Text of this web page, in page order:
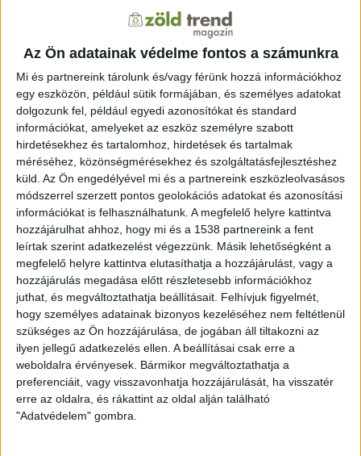
Az Ön adatainak védelme fontos a számunkra
Mi és partnereink tárolunk és/vagy férünk hozzá információkhoz
egy eszközön, például sütik formájában, és személyes adatokat
dolgozunk fel, például egyedi azonosítókat és standard
információkat, amelyeket az eszköz személyre szabott
hirdetésekhez és tartalomhoz, hirdetések és tartalmak
méréséhez, közönségmérésekhez és szolgáltatásfejlesztéshez
küld. Az Ön engedélyével mi és a partnereink eszközleolvasásos
módszerrel szerzett pontos geolokációs adatokat és azonosítási
információkat is felhasználhatunk. A megfelelő helyre kattintva
hozzájárulhat ahhoz, hogy mi és a 1538 partnereink a fent
leírtak szerint adatkezelést végezzünk. Másik lehetőségként a
megfelelő helyre kattintva elutasíthatja a hozzájárulást, vagy a
hozzájárulás megadása előtt részletesebb információkhoz
juthat, és megváltoztathatja beállításait. Felhívjuk figyelmét,
hogy személyes adatainak bizonyos kezeléséhez nem feltétlenül
szükséges az Ön hozzájárulása, de jogában áll tiltakozni az
ilyen jellegű adatkezelés ellen. A beállításai csak erre a
weboldalra érvényesek. Bármikor megváltoztathatja a
preferenciáit, vagy visszavonhatja hozzájárulását, ha visszatér
erre az oldalra, és rákattint az oldal alján található
"Adatvédelem" gombra.
elektromos autótöltő
elektromos meghajtás energia
erdő fejlesztés fenntarthatóság fotovoltaikus
klímaváltozás
klímavédelem környezet
környezetvédelem környezetvédelmi hírek
közlekedés megújuló energia mezőgazdaság
napelemnapelemeknapenergia
naperőmű solar solar energy szelektiv hulladék természet
természetvédelem villamosenergia villanyautó víz zöld
autó zöld energia zöld energiaforrás zöld hirek
állatvédelem életmód újrahasznosítás
FRISS HÍREK
ZÖLD ENERGIA 59 perc telt el a létrehozás óta
Rekordokat döntő úszó szélerőművet állított
üzembe Kína a Dél-kínai-tengeren
ZÖLDINFÓ 3 óra telt el a létrehozás óta
A Velencei-tó ökológiai állapotát javítják: tíz
helyszínen indulnak élőhelyvédelmi munkák
ZÖLDINFÓ 3 óra telt el a létrehozás óta
Egyre nagyobb a vízhiány a somogyi erdőkben, új